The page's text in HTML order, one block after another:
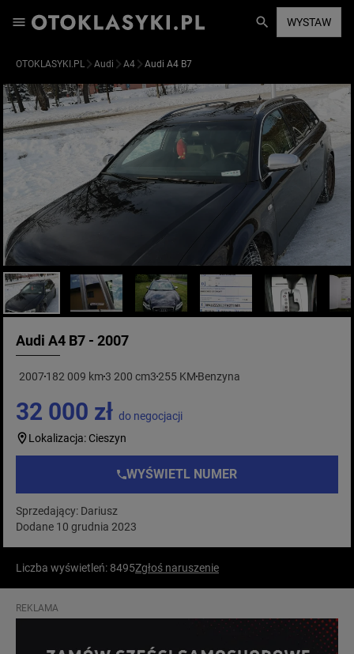
WYSTAW
OTOKLASYKI.PL Audi A4 Audi A4 B7
Audi A4 B7 - 2007
2007 182 009 km3 200 cm3255 KM Benzyna
32 000 zł do negocjacji
Lokalizacja: Cieszyn
WYŚWIETL NUMER
Sprzedający: Dariusz
Dodane 10 grudnia 2023
Liczba wyświetleń: 8495Zgłoś naruszenie
REKLAMA